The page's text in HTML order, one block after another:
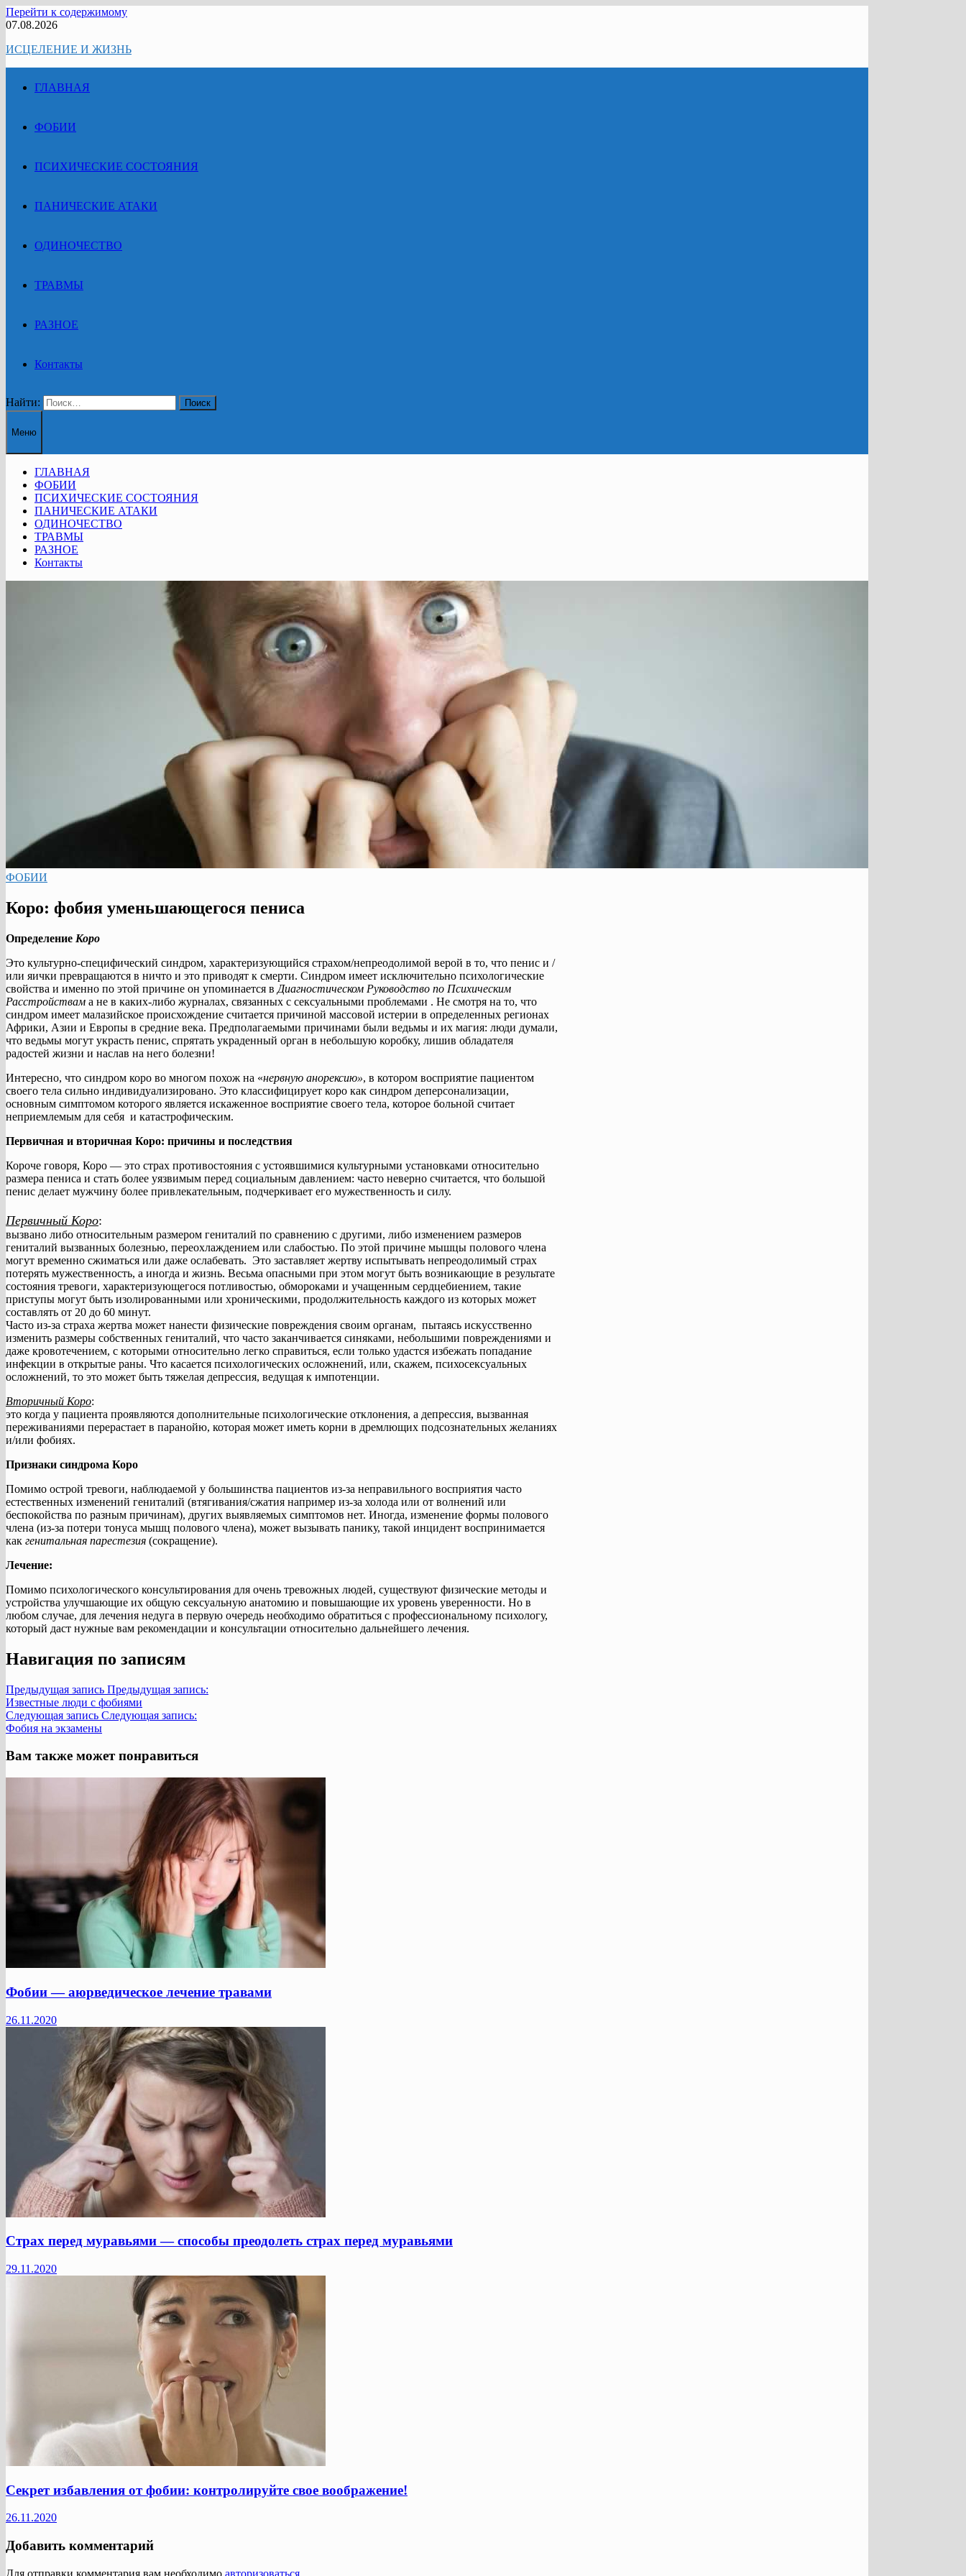
Перейти к содержимому
07.08.2026
ИСЦЕЛЕНИЕ И ЖИЗНЬ
ГЛАВНАЯ
ФОБИИ
ПСИХИЧЕСКИЕ СОСТОЯНИЯ
ПАНИЧЕСКИЕ АТАКИ
ОДИНОЧЕСТВО
ТРАВМЫ
РАЗНОЕ
Контакты
Найти:
Меню
ГЛАВНАЯ
ФОБИИ
ПСИХИЧЕСКИЕ СОСТОЯНИЯ
ПАНИЧЕСКИЕ АТАКИ
ОДИНОЧЕСТВО
ТРАВМЫ
РАЗНОЕ
Контакты
ФОБИИ
Коро: фобия уменьшающегося пениса
Определение Коро
Это культурно-специфический синдром, характеризующийся страхом/непреодолимой верой в то, что пенис и /
или яички превращаются в ничто и это приводят к смерти. Синдром имеет исключительно психологические
свойства и именно по этой причине он упоминается в Диагностическом Руководство по Психическим
Расстройствам а не в каких-либо журналах, связанных с сексуальными проблемами . Не смотря на то, что
синдром имеет малазийское происхождение считается причиной массовой истерии в определенных регионах
Африки, Азии и Европы в средние века. Предполагаемыми причинами были ведьмы и их магия: люди думали,
что ведьмы могут украсть пенис, спрятать украденный орган в небольшую коробку, лишив обладателя
радостей жизни и наслав на него болезни!
Интересно, что синдром коро во многом похож на «нервную анорексию», в котором восприятие пациентом
своего тела сильно индивидуализировано. Это классифицирует коро как синдром деперсонализации,
основным симптомом которого является искаженное восприятие своего тела, которое больной считает
неприемлемым для себя и катастрофическим.
Первичная и вторичная Коро: причины и последствия
Короче говоря, Коро — это страх противостояния с устоявшимися культурными установками относительно
размера пениса и стать более уязвимым перед социальным давлением: часто неверно считается, что большой
пенис делает мужчину более привлекательным, подчеркивает его мужественность и силу.
Первичный Коро:
вызвано либо относительным размером гениталий по сравнению с другими, либо изменением размеров
гениталий вызванных болезнью, переохлаждением или слабостью. По этой причине мышцы полового члена
могут временно сжиматься или даже ослабевать. Это заставляет жертву испытывать непреодолимый страх
потерять мужественность, а иногда и жизнь. Весьма опасными при этом могут быть возникающие в результате
состояния тревоги, характеризующегося потливостью, обмороками и учащенным сердцебиением, такие
приступы могут быть изолированными или хроническими, продолжительность каждого из которых может
составлять от 20 до 60 минут.
Часто из-за страха жертва может нанести физические повреждения своим органам, пытаясь искусственно
изменить размеры собственных гениталий, что часто заканчивается синяками, небольшими повреждениями и
даже кровотечением, с которыми относительно легко справиться, если только удастся избежать попадание
инфекции в открытые раны. Что касается психологических осложнений, или, скажем, психосексуальных
осложнений, то это может быть тяжелая депрессия, ведущая к импотенции.
Вторичный Коро:
это когда у пациента проявляются дополнительные психологические отклонения, а депрессия, вызванная
переживаниями перерастает в паранойю, которая может иметь корни в дремлющих подсознательных желаниях
и/или фобиях.
Признаки синдрома Коро
Помимо острой тревоги, наблюдаемой у большинства пациентов из-за неправильного восприятия часто
естественных изменений гениталий (втягивания/сжатия например из-за холода или от волнений или
беспокойства по разным причинам), других выявляемых симптомов нет. Иногда, изменение формы полового
члена (из-за потери тонуса мышц полового члена), может вызывать ​​панику, такой инцидент воспринимается
как генитальная парестезия (сокращение).
Лечение:
Помимо психологического консультирования для очень тревожных людей, существуют физические методы и
устройства улучшающие их общую сексуальную анатомию и повышающие их уровень уверенности. Но в
любом случае, для лечения недуга в первую очередь необходимо обратиться с профессиональному психологу,
который даст нужные вам рекомендации и консультации относительно дальнейшего лечения.
Навигация по записям
Предыдущая запись Предыдущая запись:
Известные люди с фобиями
Следующая запись Следующая запись:
Фобия на экзамены
Вам также может понравиться
Фобии — аюрведическое лечение травами
26.11.2020
Страх перед муравьями — способы преодолеть страх перед муравьями
29.11.2020
Секрет избавления от фобии: контролируйте свое воображение!
26.11.2020
Добавить комментарий
Для отправки комментария вам необходимо авторизоваться